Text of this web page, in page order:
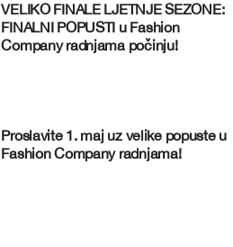
VELIKO FINALE LJETNJE SEZONE:
FINALNI POPUSTI u Fashion
Company radnjama počinju!
Proslavite 1. maj uz velike popuste u
Fashion Company radnjama!